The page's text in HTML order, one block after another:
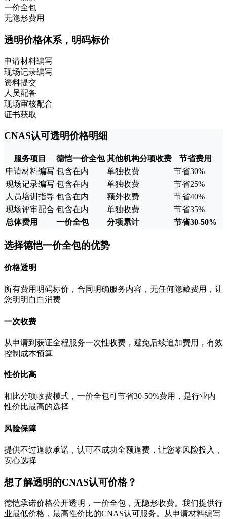
一价全包
无隐形费用
透明价格体系，明码标价
申请材料编写
现场记录编写
资料提交
人员配备
现场审核配合
证书获取
CNAS认可透明价格明细
服务项目 德恺一价全包 其他机构分项收费
节省费用
申请材料编写 包含在内 单独收费
节省30%
现场记录编写 包含在内 单独收费
节省25%
人员培训指导 包含在内 额外收费
节省40%
现场评审配合 包含在内 单独收费
节省35%
总体费用
一价全包 分项累计 节省30-50%
选择德恺一价全包的优势
价格透明
所有费用明码标价，合同明确服务内容，无任何隐藏费用，让
您明明白白消费
一次收费
从申请到获证全程服务一次性收费，避免后续追加费用，有效
控制成本预算
性价比高
相比分项收费模式，一价全包可节省30-50%费用，是行业内
性价比最高的选择
风险保障
提供不过退款承诺，认可不成功全额退费，让您零风险投入，
安心选择
想了解透明的CNAS认可价格？
德恺承诺价格公开透明，一价全包，无隐形收费。我们提供行
业最低价格，最高性价比的CNAS认可服务。从申请材料编写